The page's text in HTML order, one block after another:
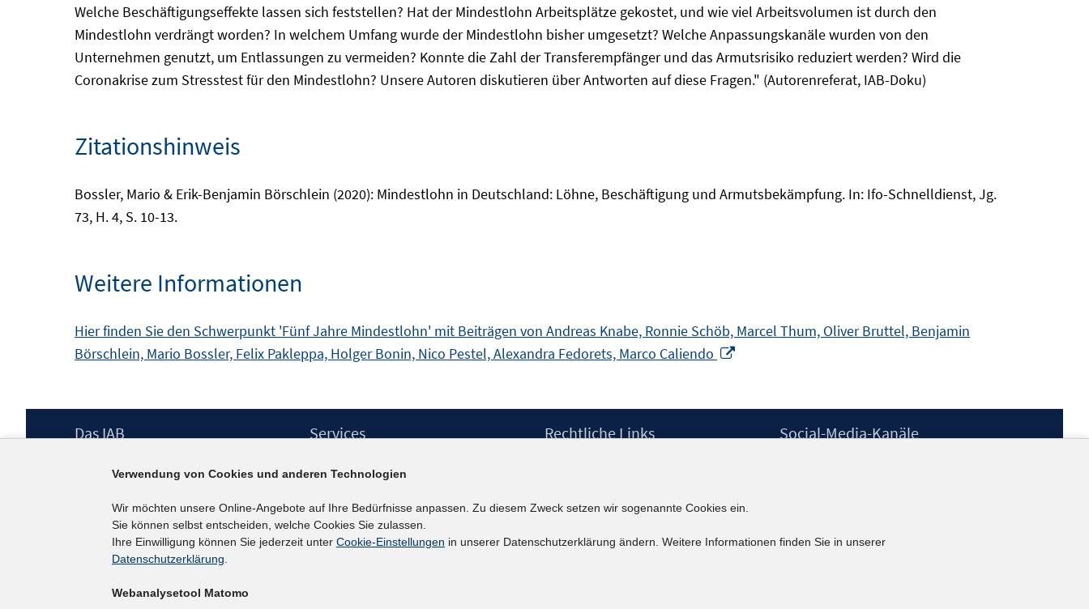
Welche Beschäftigungseffekte lassen sich feststellen? Hat der Mindestlohn Arbeitsplätze gekostet, und wie viel Arbeitsvolumen ist durch den
Mindestlohn verdrängt worden? In welchem Umfang wurde der Mindestlohn bisher umgesetzt? Welche Anpassungskanäle wurden von den
Unternehmen genutzt, um Entlassungen zu vermeiden? Konnte die Zahl der Transferempfänger und das Armutsrisiko reduziert werden? Wird die
Coronakrise zum Stresstest für den Mindestlohn? Unsere Autoren diskutieren über Antworten auf diese Fragen." (Autorenreferat, IAB-Doku)
Zitationshinweis
Bossler, Mario & Erik-Benjamin Börschlein (2020): Mindestlohn in Deutschland: Löhne, Beschäftigung und Armutsbekämpfung. In: Ifo-Schnelldienst, Jg.
73, H. 4, S. 10-13.
Weitere Informationen
Hier finden Sie den Schwerpunkt 'Fünf Jahre Mindestlohn' mit Beiträgen von Andreas Knabe, Ronnie Schöb, Marcel Thum, Oliver Bruttel, Benjamin
Börschlein, Mario Bossler, Felix Pakleppa, Holger Bonin, Nico Pestel, Alexandra Fedorets, Marco Caliendo
Footer
Das IAB
Berufsforschung (IAB) – unser Leitbild
Institutsleitung
Graduiertenprogramm
Befragungen
Projekte
Services
IAB-Newsletter
Kontakt
Rechtliche Links
Erklärung zur Barrierefreiheit
Social-Media-Kanäle
kununu
Verwendung von Cookies und anderen Technologien
Wir möchten unsere Online-Angebote auf Ihre Bedürfnisse anpassen. Zu diesem Zweck setzen wir sogenannte Cookies ein.
Sie können selbst entscheiden, welche Cookies Sie zulassen.
Ihre Einwilligung können Sie jederzeit unter Cookie-Einstellungen in unserer Datenschutzerklärung ändern. Weitere Informationen finden Sie in unserer
Datenschutzerklärung.
Webanalysetool Matomo